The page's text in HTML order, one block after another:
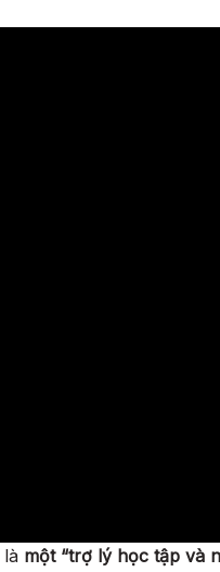
là một “trợ lý học tập và